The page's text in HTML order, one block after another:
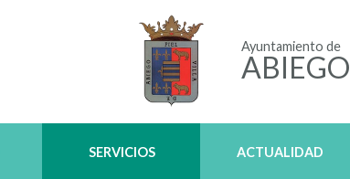
Ayuntamiento de
ABIEGO
SERVICIOS ACTUALIDAD